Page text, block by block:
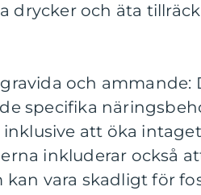
drycker och äta
och ammande:
specifika
att öka intaget
inkluderar också
vara skadligt för